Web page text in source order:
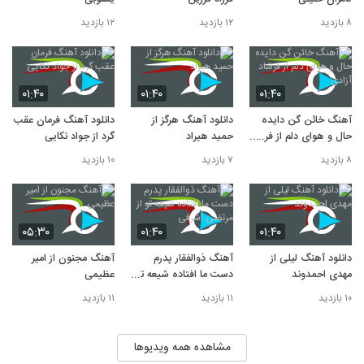
۸ بازدید ۱۲ بازدید ۱۲ بازدید
۰۱:۴۰
آهنگ خائن گن دایده
حال و هوای دلم از فرشاد
آزادی۸ بازدید
۰۱:۴۰
دانلود آهنگ هرگز از
حمید هیراد
۷ بازدید
۰۱:۴۰
دانلود آهنگ فرمان عقب
گرد از جواد نکایی
۱۰ بازدید
۰۱:۴۰
دانلود آهنگ لیلی از
مهدی احمدوند
۱۰ بازدید
۰۱:۴۰
آهنگ ذوالفقار پدرم
دست ما افتاده شیعه تو
از مرتضی اشرفی۱۱ بازدید
۰۵:۳۰
آهنگ مجنون از امیر
عظیمی
۱۱ بازدید
مشاهده همه ویدیوها